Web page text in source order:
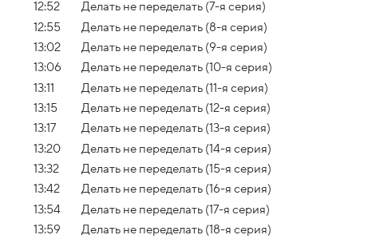
12:52
Делать не переделать (7-я серия)
12:55
Делать не переделать (8-я серия)
13:02
Делать не переделать (9-я серия)
13:06
Делать не переделать (10-я серия)
13:11
Делать не переделать (11-я серия)
13:15
Делать не переделать (12-я серия)
13:17
Делать не переделать (13-я серия)
13:20
Делать не переделать (14-я серия)
13:32
Делать не переделать (15-я серия)
13:42
Делать не переделать (16-я серия)
13:54
Делать не переделать (17-я серия)
13:59
Делать не переделать (18-я серия)